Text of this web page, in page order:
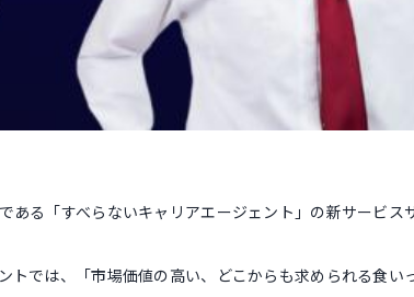
ある「すべらないキャリアエージェント」の新サービス
トでは、「市場価値の高い、どこからも求められる食い